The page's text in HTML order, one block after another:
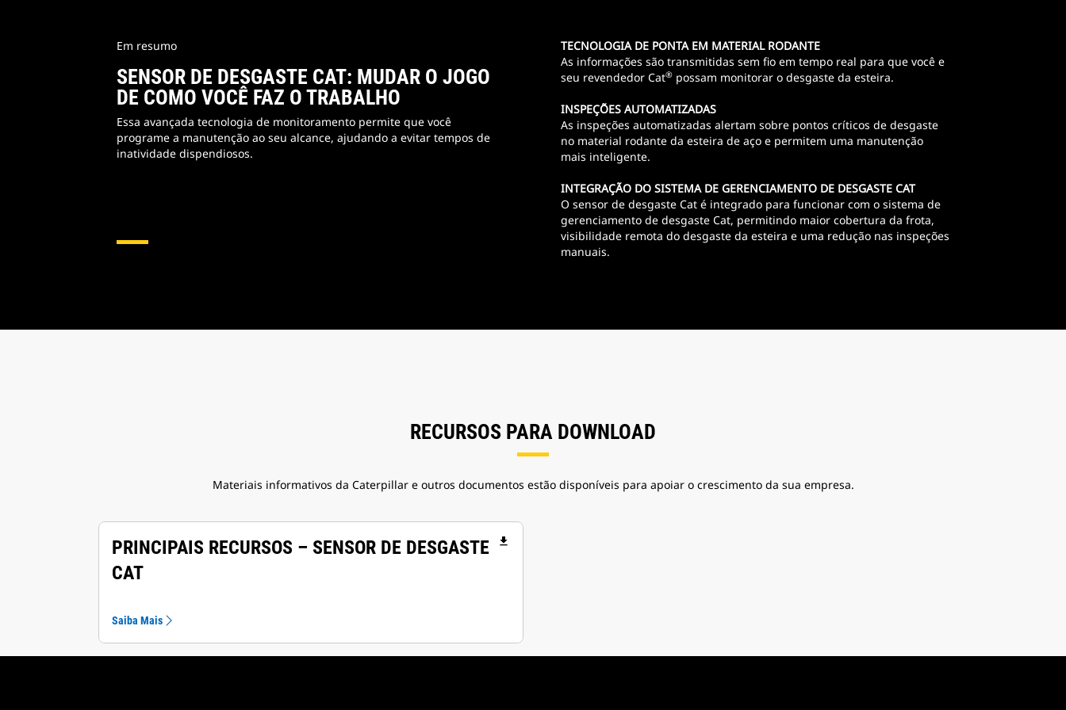
Em resumo
SENSOR DE DESGASTE CAT: MUDAR O JOGO
DE COMO VOCÊ FAZ O TRABALHO
Essa avançada tecnologia de monitoramento permite que você
programe a manutenção ao seu alcance, ajudando a evitar tempos de
inatividade dispendiosos.
TECNOLOGIA DE PONTA EM MATERIAL RODANTE
As informações são transmitidas sem fio em tempo real para que você e
seu revendedor Cat® possam monitorar o desgaste da esteira.
INSPEÇÕES AUTOMATIZADAS
As inspeções automatizadas alertam sobre pontos críticos de desgaste
no material rodante da esteira de aço e permitem uma manutenção
mais inteligente.
INTEGRAÇÃO DO SISTEMA DE GERENCIAMENTO DE DESGASTE CAT
O sensor de desgaste Cat é integrado para funcionar com o sistema de
gerenciamento de desgaste Cat, permitindo maior cobertura da frota,
visibilidade remota do desgaste da esteira e uma redução nas inspeções
manuais.
RECURSOS PARA DOWNLOAD
Materiais informativos da Caterpillar e outros documentos estão disponíveis para apoiar o crescimento da sua empresa.
PRINCIPAIS RECURSOS – SENSOR DE DESGASTE
CAT
file_download
Saiba Mais